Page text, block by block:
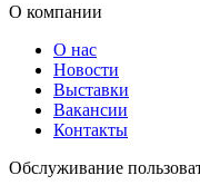
О компании
О нас
Новости
Выставки
Вакансии
Контакты
Обслуживание